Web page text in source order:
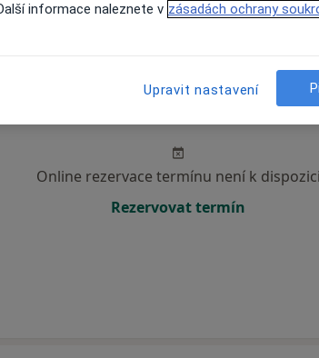
Zítra Út
Online rezervace termínu není k dispozici
Rezervovat termín
informace naleznete v zásadách ochrany
Upravit nastavení